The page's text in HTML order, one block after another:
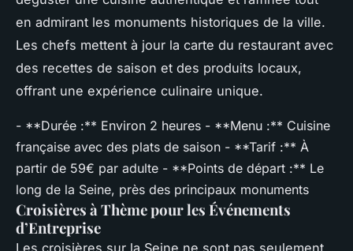
en admirant les monuments historiques de la ville.
Les chefs mettent à jour la carte du restaurant avec
des recettes de saison et des produits locaux,
offrant une expérience culinaire unique.
- **Durée :** Environ 2 heures - **Menu :** Cuisine
française avec des plats de saison - **Tarif :** À
partir de 59€ par adulte - **Points de départ :** Le
long de la Seine, près des principaux monuments
Croisières à Thème pour les Événements
d’Entreprise
Les croisières sur la Seine ne sont pas seulement